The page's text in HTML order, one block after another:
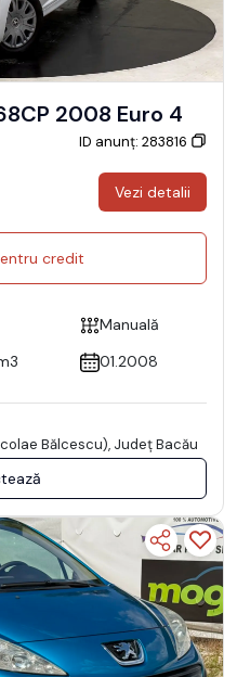
2008 Euro 4
ID anunț: 283816
Vezi detalii
credit
Manuală
01.2008
Bălcescu), Județ Bacău